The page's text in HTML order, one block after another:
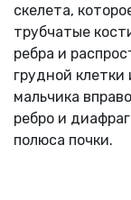
скелета,
трубчатые
ребра и
грудной клетки
мальчика
ребро и
полюса почки.